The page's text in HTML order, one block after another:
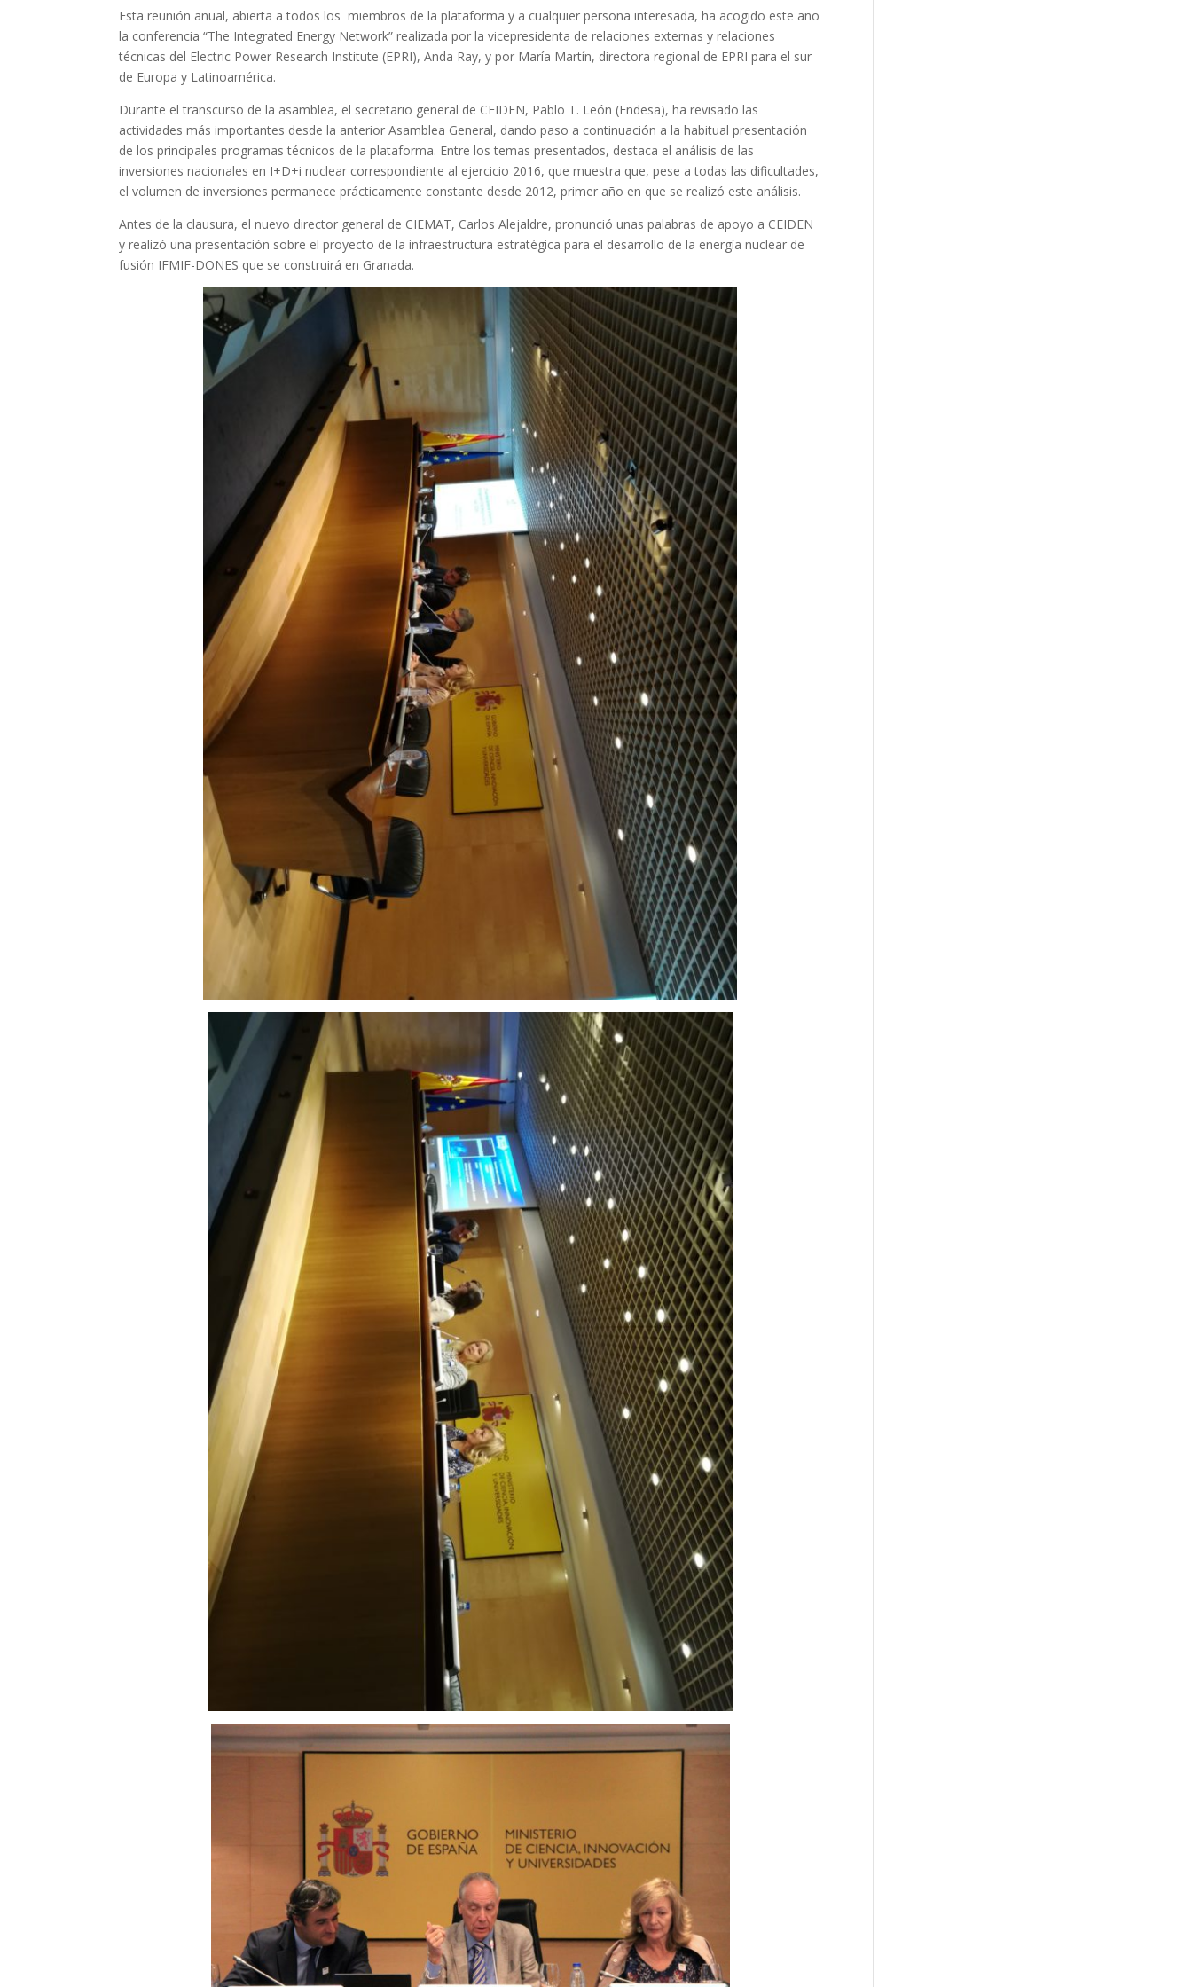
Esta reunión anual, abierta a todos los miembros de la plataforma y a cualquier persona interesada, ha acogido este año
la conferencia “The Integrated Energy Network” realizada por la vicepresidenta de relaciones externas y relaciones
técnicas del Electric Power Research Institute (EPRI), Anda Ray, y por María Martín, directora regional de EPRI para el sur
de Europa y Latinoamérica.
Durante el transcurso de la asamblea, el secretario general de CEIDEN, Pablo T. León (Endesa), ha revisado las
actividades más importantes desde la anterior Asamblea General, dando paso a continuación a la habitual presentación
de los principales programas técnicos de la plataforma. Entre los temas presentados, destaca el análisis de las
inversiones nacionales en I+D+i nuclear correspondiente al ejercicio 2016, que muestra que, pese a todas las dificultades,
el volumen de inversiones permanece prácticamente constante desde 2012, primer año en que se realizó este análisis.
Antes de la clausura, el nuevo director general de CIEMAT, Carlos Alejaldre, pronunció unas palabras de apoyo a CEIDEN
y realizó una presentación sobre el proyecto de la infraestructura estratégica para el desarrollo de la energía nuclear de
fusión IFMIF-DONES que se construirá en Granada.